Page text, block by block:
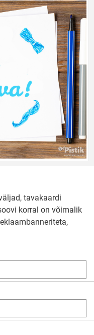
tavakaardi
korral on võimalik